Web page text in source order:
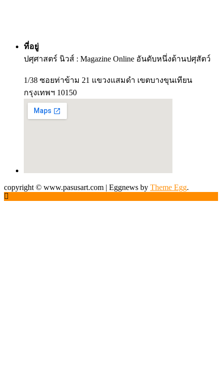
ที่อยู่
ปศุศาสตร์ นิวส์ : Magazine Online อันดับหนึ่งด้านปศุสัตว์
1/38 ซอยท่าข้าม 21 แขวงแสมดำ เขตบางขุนเทียน
กรุงเทพฯ 10150
copyright © www.pasusart.com | Eggnews by Theme Egg.